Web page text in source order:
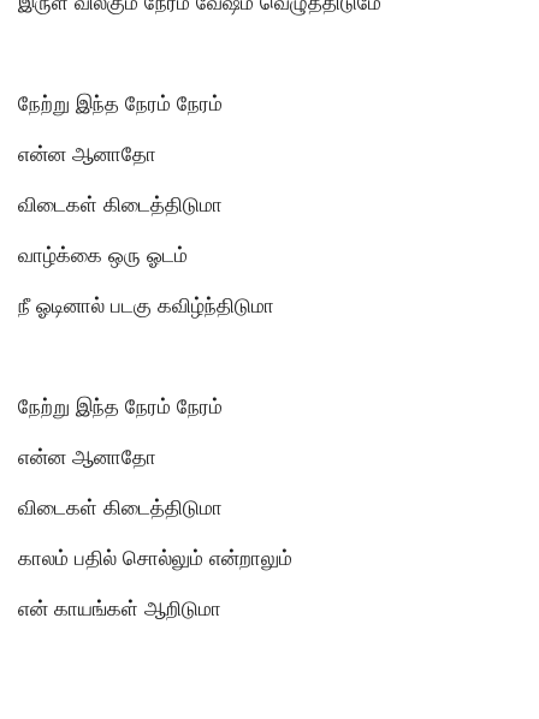
நேற்று இந்த நேரம் நேரம்
என்ன ஆனாதோ
விடைகள் கிடைத்திடுமா
வாழ்க்கை ஒரு ஓடம்
நீ ஓடினால் படகு கவிழ்ந்திடுமா
நேற்று இந்த நேரம் நேரம்
என்ன ஆனாதோ
விடைகள் கிடைத்திடுமா
காலம் பதில் சொல்லும் என்றாலும்
என் காயங்கள் ஆறிடுமா